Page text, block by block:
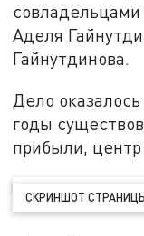
Аделя
Гайнутдинова.
Дело
годы
прибыли,
СКРИНШОТ